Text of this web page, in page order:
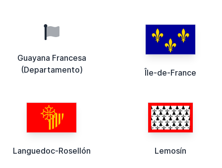
Guayana Francesa
(Departamento)
Île-de-France
Languedoc-Rosellón Lemosín